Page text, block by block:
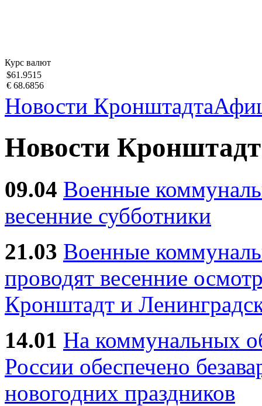
Курс валют
$61.9515
€ 68.6856
Новости Кронштадта
Новости
09.04 Военные
весенние субботники
21.03 Военные
проводят весенние
Кронштадт и
14.01 На коммунальных
России обеспечено
новогодних праздников